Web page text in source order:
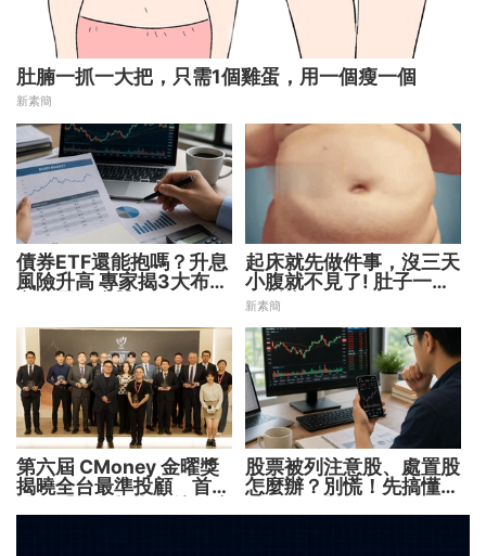
肚腩一抓一大把，只需1個雞蛋，用一個瘦一個
新素簡
債券ETF還能抱嗎？升息
風險升高 專家揭3大布局
起床就先做件事，沒三天
小腹就不見了! 肚子一天
天變小！
新素簡
第六屆 CMoney 金曜獎
揭曉全台最準投顧 首度
股票被列注意股、處置股
怎麼辦？別慌！先搞懂背